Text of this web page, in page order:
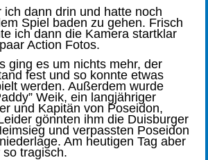
ich dann drin und hatte noch
Spiel baden zu gehen. Frisch
ich dann die Kamera startklar
Action Fotos.
ging es um nichts mehr, der
fest und so konnte etwas
werden. Außerdem wurde
Weik, ein langjähriger
und Kapitän von Poseidon,
gönnten ihm die Duisburger
und verpassten Poseidon
Am heutigen Tag aber
tragisch.